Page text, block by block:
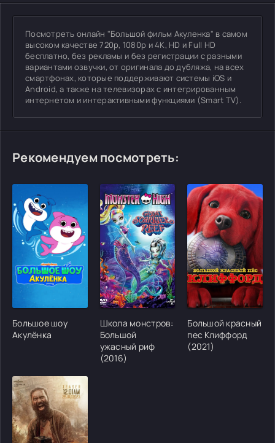
Посмотреть онлайн "Большой фильм Акуленка" в самом
высоком качестве 720p, 1080p и 4K, HD и Full HD
бесплатно, без рекламы и без регистрации с разными
вариантами озвучки, от оригинала до дубляжа, на всех
смартфонах, которые поддерживают системы iOS и
Android, а также на телевизорах с интегрированным
интернетом и интерактивными функциями (Smart TV).
Рекомендуем посмотреть:
[/xfgiven_cvh_poster_urlcvh_poster_url]
Большое шоу
Акулёнка
[/xfgiven_cvh_poster_urlcvh_poster_url]
Школа монстров:
Большой
ужасный риф
(2016)
[/
Большой красный
пес Клиффорд
(2021)